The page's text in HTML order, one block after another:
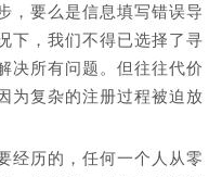
，要么是信息填写错误导
下，我们不得已选择了寻
决所有问题。但往往代价
为复杂的注册过程被迫放
经历的，任何一个人从零